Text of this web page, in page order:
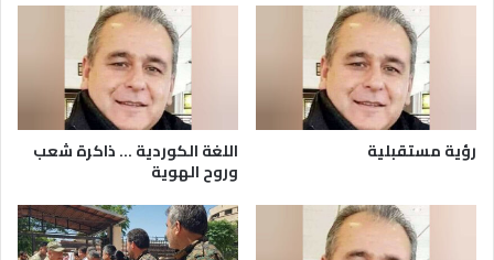
رؤية مستقبلية اللغة الكوردية … ذاكرة شعب
وروح الهوية